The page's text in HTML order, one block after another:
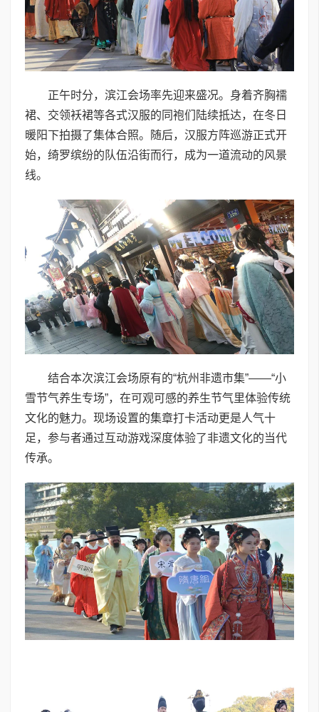
正午时分，滨江会场率先迎来盛况。身着齐胸襦
裙、交领袄裙等各式汉服的同袍们陆续抵达，在冬日
暖阳下拍摄了集体合照。随后，汉服方阵巡游正式开
始，绮罗缤纷的队伍沿街而行，成为一道流动的风景
线。
结合本次滨江会场原有的“杭州非遗市集”——“小
雪节气养生专场”，在可观可感的养生节气里体验传统
文化的魅力。现场设置的集章打卡活动更是人气十
足，参与者通过互动游戏深度体验了非遗文化的当代
传承。